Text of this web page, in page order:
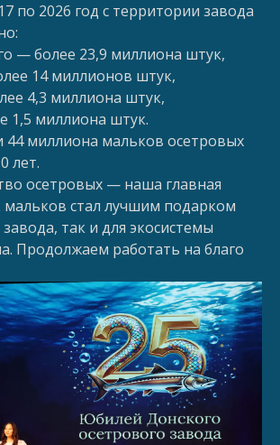
по 2026 год с территории завода
— более 23,9 миллиона штук,
14 миллионов штук,
4,3 миллиона штук,
1,5 миллиона штук.
миллиона мальков осетровых
лет.
осетровых — наша главная
мальков стал лучшим подарком
так и для экосистемы
Продолжаем работать на благо